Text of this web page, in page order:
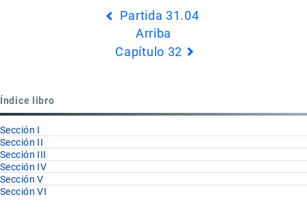
31.05
Partida 31.04
Arriba
Capítulo 32
Índice libro
Sección I
Sección II
Sección III
Sección IV
Sección V
Sección VI